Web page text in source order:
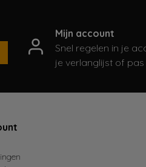
Mijn account
Snel regelen in je
je verlanglijst of pas